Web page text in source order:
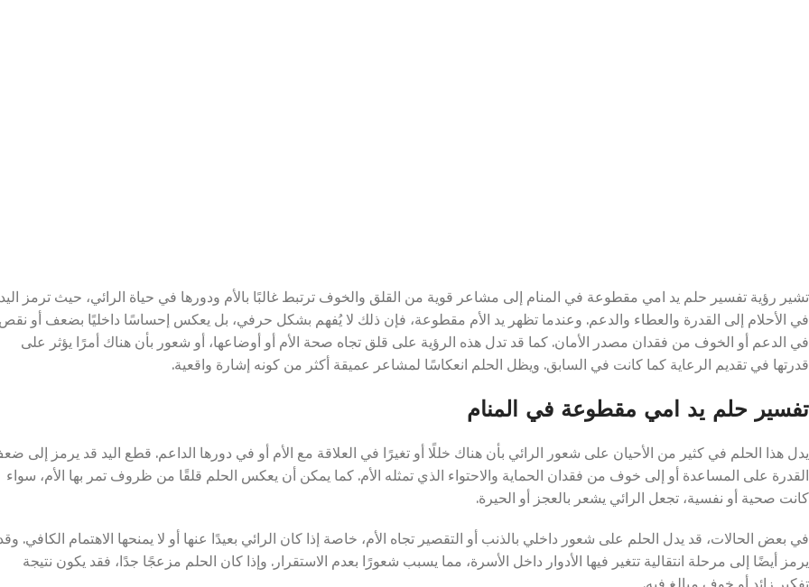
تشير رؤية تفسير حلم يد امي مقطوعة في المنام إلى مشاعر قوية من القلق والخوف ترتبط غالبًا بالأم ودورها في حياة الرائي، حيث ترمز اليد
في الأحلام إلى القدرة والعطاء والدعم. وعندما تظهر يد الأم مقطوعة، فإن ذلك لا يُفهم بشكل حرفي، بل يعكس إحساسًا داخليًا بضعف أو
في الدعم أو الخوف من فقدان مصدر الأمان. كما قد تدل هذه الرؤية على قلق تجاه صحة الأم أو أوضاعها، أو شعور بأن هناك أمرًا يؤثر على
قدرتها في تقديم الرعاية كما كانت في السابق. ويظل الحلم انعكاسًا لمشاعر عميقة أكثر من كونه إشارة واقعية.
تفسير حلم يد امي مقطوعة في المنام
يدل هذا الحلم في كثير من الأحيان على شعور الرائي بأن هناك خللًا أو تغيرًا في العلاقة مع الأم أو في دورها الداعم. قطع اليد قد يرمز إلى
القدرة على المساعدة أو إلى خوف من فقدان الحماية والاحتواء الذي تمثله الأم. كما يمكن أن يعكس الحلم قلقًا من ظروف تمر بها الأم، سواء
كانت صحية أو نفسية، تجعل الرائي يشعر بالعجز أو الحيرة.
في بعض الحالات، قد يدل الحلم على شعور داخلي بالذنب أو التقصير تجاه الأم، خاصة إذا كان الرائي بعيدًا عنها أو لا يمنحها الاهتمام الكافي.
يرمز أيضًا إلى مرحلة انتقالية تتغير فيها الأدوار داخل الأسرة، مما يسبب شعورًا بعدم الاستقرار. وإذا كان الحلم مزعجًا جدًا، فقد يكون نتيجة
تفكير زائد أو خوف مبالغ فيه.